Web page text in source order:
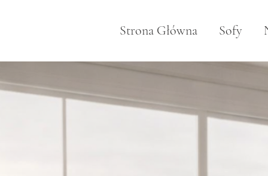
Strona Główna Sofy